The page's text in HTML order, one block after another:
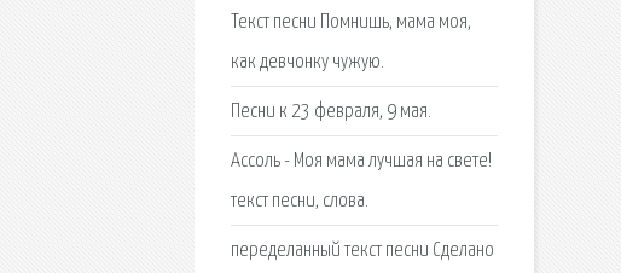
Текст песни Помнишь, мама моя,
как девчонку чужую.
Песни к 23 февраля, 9 мая.
Ассоль - Моя мама лучшая на свете!
текст песни, слова.
переделанный текст песни Сделано